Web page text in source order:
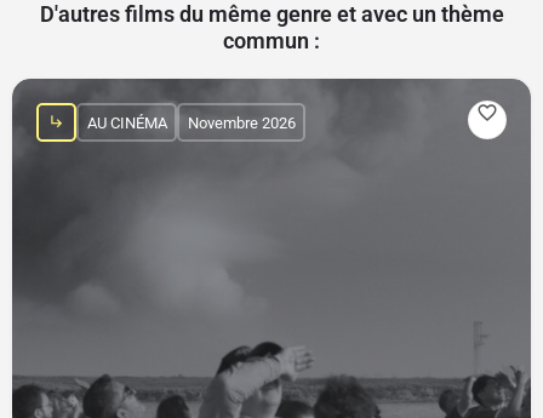
D'autres films du même genre et avec un thème
commun :
AU CINÉMA Novembre 2026